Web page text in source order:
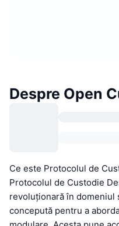
Despre Open
Ce este Protocolul de
Protocolul de Custodie
revoluționară în domeniul
concepută pentru a